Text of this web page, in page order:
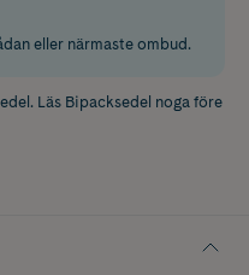
eller närmaste ombud.
Läs Bipacksedel noga före